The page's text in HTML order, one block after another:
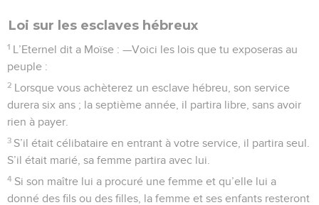
Loi sur les esclaves hébreux
1 L’Eternel dit a Moïse : —Voici les lois que tu exposeras au
peuple :
2 Lorsque vous achèterez un esclave hébreu, son service
durera six ans ; la septième année, il partira libre, sans avoir
rien à payer.
3 S’il était célibataire en entrant à votre service, il partira seul.
S’il était marié, sa femme partira avec lui.
4 Si son maître lui a procuré une femme et qu’elle lui a
donné des fils ou des filles, la femme et ses enfants resteront